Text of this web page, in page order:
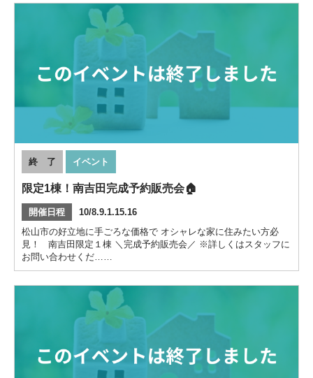
終 了 イベント
限定1棟！南吉田完成予約販売会🏠
開催日程
10/8.9.1.15.16
松山市の好立地に手ごろな価格で オシャレな家に住みたい方必
見！ 南吉田限定１棟 ＼完成予約販売会／ ※詳しくはスタッフに
お問い合わせくだ……